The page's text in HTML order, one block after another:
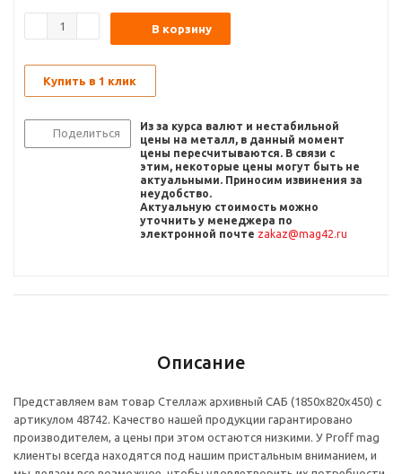
В корзину
Купить в 1 клик
Поделиться
Из за курса валют и нестабильной
цены на металл, в данный момент
цены пересчитываются. В связи с
этим, некоторые цены могут быть не
актуальными. Приносим извинения за
неудобство.
Актуальную стоимость можно
уточнить у менеджера по
электронной почте zakaz@mag42.ru
Описание
Представляем вам товар Стеллаж архивный САБ (1850x820x450) с
артикулом 48742. Качество нашей продукции гарантировано
производителем, а цены при этом остаются низкими. У Proff mag
клиенты всегда находятся под нашим пристальным вниманием, и